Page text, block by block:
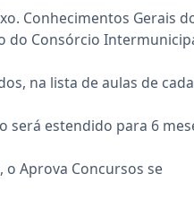
Conhecimentos Gerais
do Consórcio
na lista de aulas de cada
será estendido para 6
Aprova Concursos se